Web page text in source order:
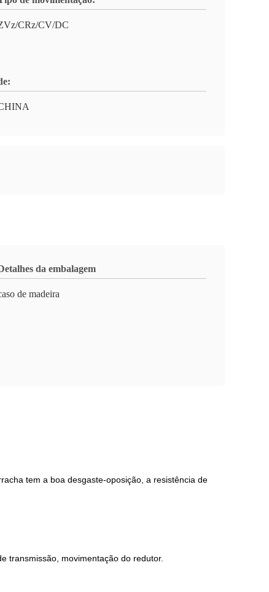
CRz/CV/DC
da embalagem
de madeira
tem a boa desgaste-oposição, a resistência de
transmissão, movimentação do redutor.